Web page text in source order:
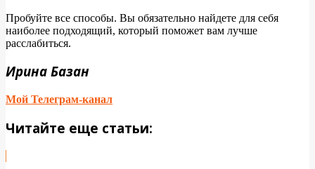
Пробуйте все способы. Вы обязательно найдете для себя
наиболее подходящий, который поможет вам лучше
расслабиться.
Ирина Базан
Мой Телеграм-канал
Читайте еще статьи: